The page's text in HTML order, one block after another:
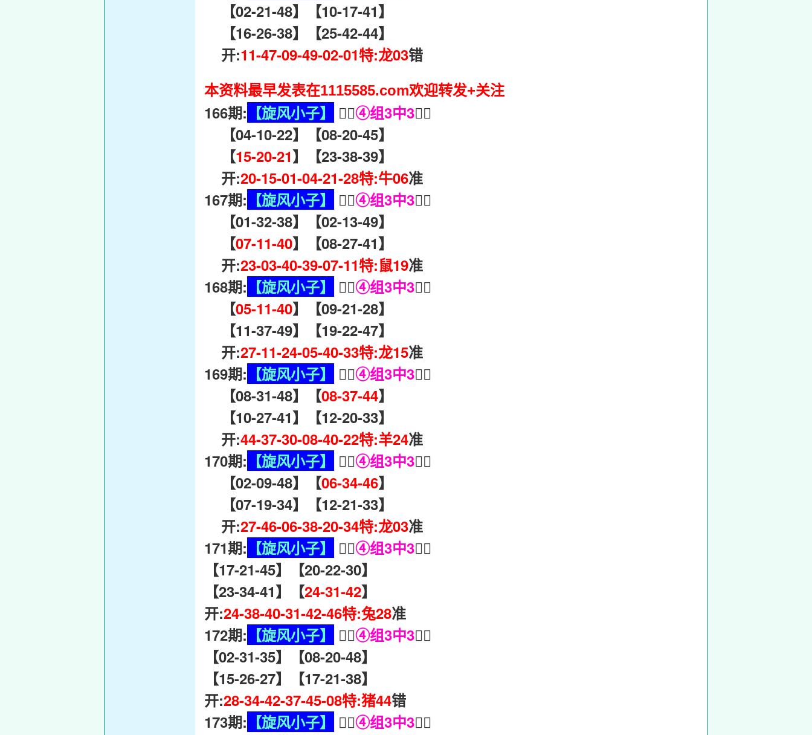
【02-21-48】【10-17-41】
【16-26-38】【25-42-44】
开:11-47-09-49-02-01特:龙03错
本资料最早发表在1115585.com欢迎转发+关注
166期: 【旋风小子】 🧏‍♀️④组3中3🧏‍♀️
【04-10-22】【08-20-45】
【15-20-21】【23-38-39】
开:20-15-01-04-21-28特:牛06准
167期: 【旋风小子】 🧏‍♀️④组3中3🧏‍♀️
【01-32-38】【02-13-49】
【07-11-40】【08-27-41】
开:23-03-40-39-07-11特:鼠19准
168期: 【旋风小子】 🧏‍♀️④组3中3🧏‍♀️
【05-11-40】【09-21-28】
【11-37-49】【19-22-47】
开:27-11-24-05-40-33特:龙15准
169期: 【旋风小子】 🧏‍♀️④组3中3🧏‍♀️
【08-31-48】【08-37-44】
【10-27-41】【12-20-33】
开:44-37-30-08-40-22特:羊24准
170期: 【旋风小子】 🧏‍♀️④组3中3🧏‍♀️
【02-09-48】【06-34-46】
【07-19-34】【12-21-33】
开:27-46-06-38-20-34特:龙03准
171期: 【旋风小子】 🧏‍♀️④组3中3🧏‍♀️
【17-21-45】【20-22-30】
【23-34-41】【24-31-42】
开:24-38-40-31-42-46特:兔28准
172期: 【旋风小子】 🧏‍♀️④组3中3🧏‍♀️
【02-31-35】【08-20-48】
【15-26-27】【17-21-38】
开:28-34-42-37-45-08特:猪44错
173期: 【旋风小子】 🧏‍♀️④组3中3🧏‍♀️